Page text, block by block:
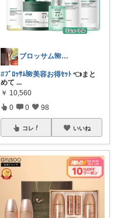
ブロッサム🌺꧂30代からの韓国美容
#ﾌﾞﾛｯｻﾑ🌺美容お得ｾｯﾄ 👈まと
めて ...
￥ 10,560
0 0 98
コレ いいね